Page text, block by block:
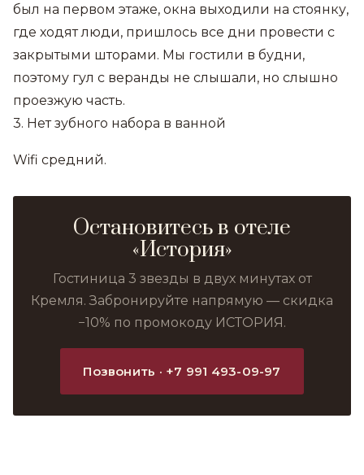
был на первом этаже, окна выходили на стоянку,
где ходят люди, пришлось все дни провести с
закрытыми шторами. Мы гостили в будни,
поэтому гул с веранды не слышали, но слышно
проезжую часть.
3. Нет зубного набора в ванной
Wifi средний.
Остановитесь в отеле
«История»
Гостиница 3 звезды в двух минутах от
Кремля. Забронируйте напрямую — скидка
−10% по промокоду ИСТОРИЯ.
Позвонить · +7 991 493-09-97